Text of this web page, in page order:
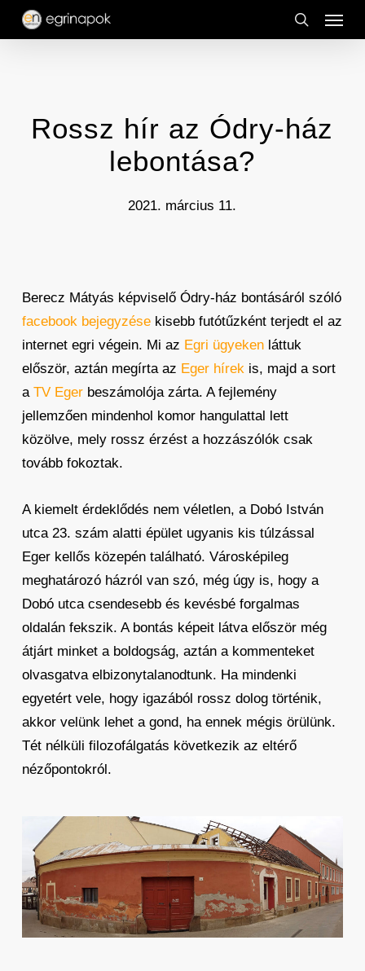
Skip
search
Menu
Rossz hír az Ódry-ház
lebontása?
2021. március 11.
Berecz Mátyás képviselő Ódry-ház bontásáról szóló
facebook bejegyzésekisebb futótűzként terjedt el az
internet egri végein. Mi az Egri ügyekenláttuk
először, aztán megírta az Eger hírekis, majd a sort
a TV Egerbeszámolója zárta. A fejlemény
jellemzően mindenhol komor hangulattal lett
közölve, mely rossz érzést a hozzászólók csak
tovább fokoztak.
A kiemelt érdeklődés nem véletlen, a Dobó István
utca 23. szám alatti épület ugyanis kis túlzással
Eger kellős közepén található. Városképileg
meghatározó házról van szó, még úgy is, hogy a
Dobó utca csendesebb és kevésbé forgalmas
oldalán fekszik. A bontás képeit látva először még
átjárt minket a boldogság, aztán a kommenteket
olvasgatva elbizonytalanodtunk. Ha mindenki
egyetért vele, hogy igazából rossz dolog történik,
akkor velünk lehet a gond, ha ennek mégis örülünk.
Tét nélküli filozofálgatás következik az eltérő
nézőpontokról.